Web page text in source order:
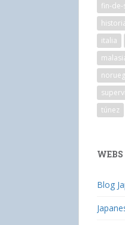
fin-de-
italia
túnez
Blog